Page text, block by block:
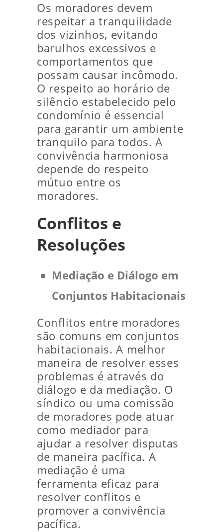
Os moradores devem
respeitar a tranquilidade
dos vizinhos, evitando
barulhos excessivos e
comportamentos que
possam causar incômodo.
O respeito ao horário de
silêncio estabelecido pelo
condomínio é essencial
para garantir um ambiente
tranquilo para todos. A
convivência harmoniosa
depende do respeito
mútuo entre os
moradores.
Conflitos e
Resoluções
Mediação e Diálogo em
Conjuntos Habitacionais
Conflitos entre moradores
são comuns em conjuntos
habitacionais. A melhor
maneira de resolver esses
problemas é através do
diálogo e da mediação. O
síndico ou uma comissão
de moradores pode atuar
como mediador para
ajudar a resolver disputas
de maneira pacífica. A
mediação é uma
ferramenta eficaz para
resolver conflitos e
promover a convivência
pacífica.